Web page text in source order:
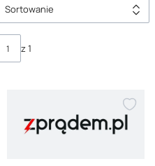
Sortowanie
z 1